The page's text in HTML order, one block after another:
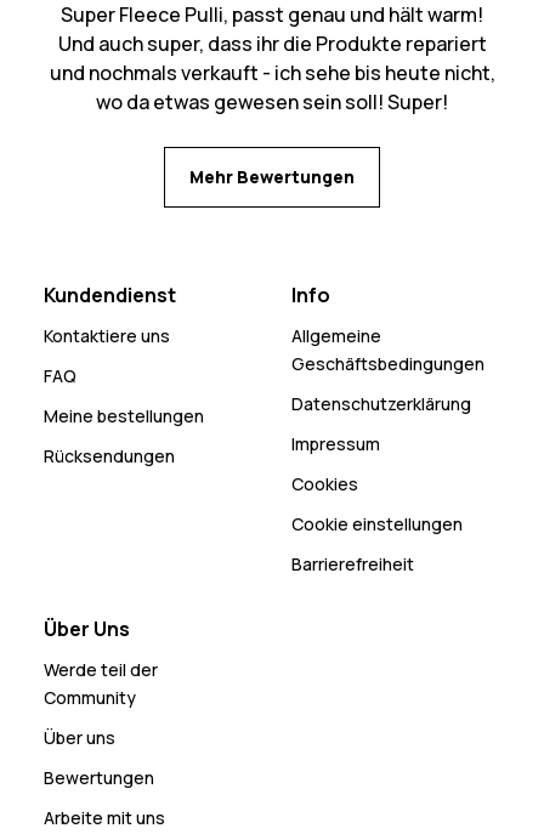
Super Fleece Pulli, passt genau und hält warm!
Und auch super, dass ihr die Produkte repariert
und nochmals verkauft - ich sehe bis heute nicht,
wo da etwas gewesen sein soll! Super!
Mehr Bewertungen
Kundendienst
Kontaktiere uns
FAQ
Meine bestellungen
Rücksendungen
Info
Allgemeine
Geschäftsbedingungen
Datenschutzerklärung
Impressum
Cookies
Cookie einstellungen
Barrierefreiheit
Über Uns
Werde teil der
Community
Über uns
Bewertungen
Arbeite mit uns